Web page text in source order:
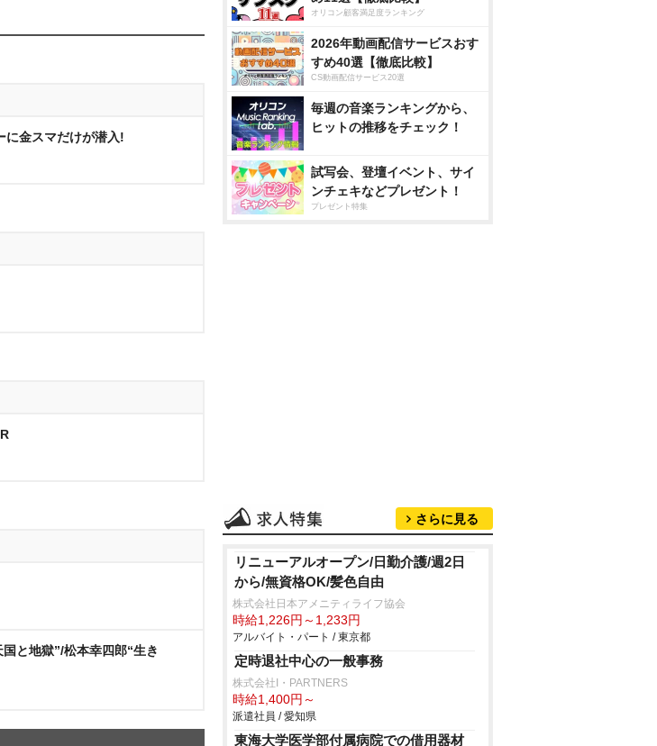
に金スマだけが潜入!
と地獄”/松本幸四郎“生き
オリコン顧客満足度ランキング
2026年動画配信サービスおす
すめ40選【徹底比較】
CS動画配信サービス20選
毎週の音楽ランキングから、
ヒットの推移をチェック！
試写会、登壇イベント、サイ
ンチェキなどプレゼント！
プレゼント特集
さらに見る
リニューアルオープン/日勤介護/週2日
から/無資格OK/髪色自由
株式会社日本アメニティライフ協会
時給1,226円～1,233円
アルバイト・パート / 東京都
定時退社中心の一般事務
株式会社I・PARTNERS
時給1,400円～
派遣社員 / 愛知県
東海大学医学部付属病院での借用器材